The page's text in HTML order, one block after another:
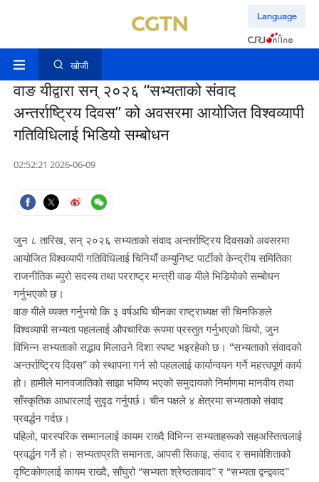
Language
खोजी
वाङ यीद्वारा सन् २०२६ “सभ्यताको संवाद
अन्तर्राष्ट्रिय दिवस” को अवसरमा आयोजित विश्वव्यापी
गतिविधिलाई भिडियो सम्बोधन
02:52:21 2026-06-09
जुन ८ तारिख, सन् २०२६ सभ्यताको संवाद अन्तर्राष्ट्रिय दिवसको अवसरमा
आयोजित विश्वव्यापी गतिविधिलाई चिनियाँ कम्युनिष्ट पार्टीको केन्द्रीय समितिका
राजनीतिक ब्युरो सदस्य तथा परराष्ट्र मन्त्री वाङ यीले भिडियोको सम्बोधन
गर्नुभएको छ।
वाङ यीले व्यक्त गर्नुभयो कि ३ वर्षअघि चीनका राष्ट्राध्यक्ष सी चिनफिङले
विश्वव्यापी सभ्यता पहललाई औपचारिक रूपमा प्रस्तुत गर्नुभएको थियो, जुन
विभिन्न सभ्यताको सद्भाव मिलाउने दिशा स्पष्ट भइरहेको छ। “सभ्यताको संवादको
अन्तर्राष्ट्रिय दिवस” को स्थापना गर्न सो पहललाई कार्यान्वयन गर्ने महत्त्वपूर्ण कार्य
हो। हामीले मानवजातिको साझा भविष्य भएको समुदायको निर्माणमा मानवीय तथा
साँस्कृतिक आधारलाई सुदृढ गर्नुपर्छ। चीन पक्षले ४ क्षेत्रमा सभ्यताको संवाद
प्रवर्द्धन गर्दछ।
पहिलो, पारस्परिक सम्मानलाई कायम राख्दै विभिन्न सभ्यताहरूको सहअस्तित्वलाई
प्रवर्द्धन गर्ने हो। सभ्यताप्रति समानता, आपसी सिकाइ, संवाद र समावेशिताको
दृष्टिकोणलाई कायम राख्दै, साँघुरो “सभ्यता श्रेष्ठतावाद” र “सभ्यता द्वन्द्ववाद”